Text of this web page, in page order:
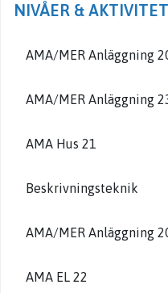
NIVÅER &
AMA/MER Anläggning
AMA/MER Anläggning
AMA Hus 21
Beskrivningsteknik
AMA/MER Anläggning
AMA EL 22